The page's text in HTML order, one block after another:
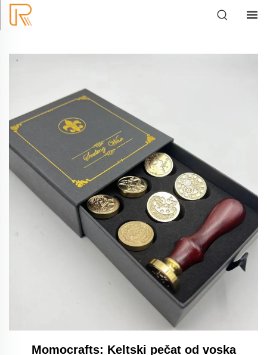
Momocrafts: Keltski pečat od voska